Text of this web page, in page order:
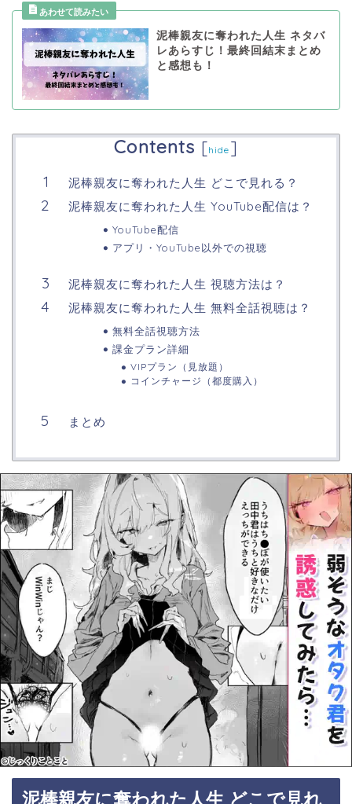
泥棒親友に奪われた人生 ネタバ
レあらすじ！最終回結末まとめ
と感想も！
Contents [hide ]
泥棒親友に奪われた人生 どこで見れる？
泥棒親友に奪われた人生 YouTube配信は？
YouTube配信
アプリ・YouTube以外での視聴
泥棒親友に奪われた人生 視聴方法は？
泥棒親友に奪われた人生 無料全話視聴は？
無料全話視聴方法
課金プラン詳細
VIPプラン（見放題）
コインチャージ（都度購入）
まとめ
泥棒親友に奪われた人生 どこで見れ